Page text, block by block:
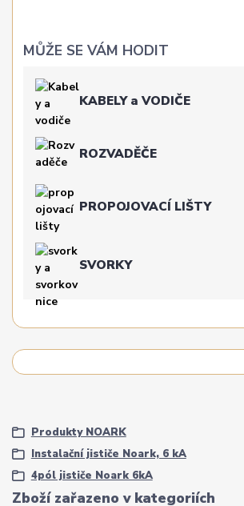
MŮŽE SE VÁM HODIT
KABELY a VODIČE
ROZVADĚČE
PROPOJOVACÍ LIŠTY
SVORKY
Zboží zařazeno v kategoriích
Produkty NOARK
Instalační jističe Noark, 6 kA
4pól jističe Noark 6kA